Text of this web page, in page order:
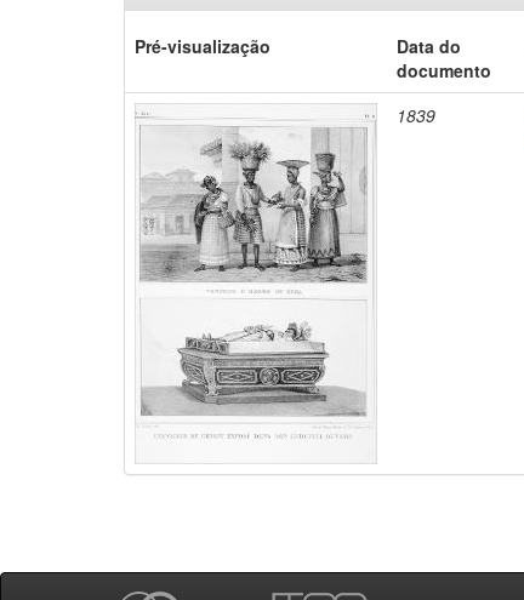
Pré-visualização
Data do
documento
1839